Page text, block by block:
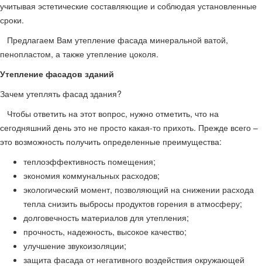
учитывая эстетические составляющие и соблюдая установленные
сроки.
Предлагаем Вам утепление фасада минеральной ватой,
пенопластом, а также утепление цоколя.
Утепление фасадов зданий
Зачем утеплять фасад здания?
Чтобы ответить на этот вопрос, нужно отметить, что на
сегодняшний день это не просто какая-то прихоть. Прежде всего –
это возможность получить определенные преимущества:
теплоэффективность помещения;
экономия коммунальных расходов;
экологический момент, позволяющий на снижении расхода
тепла снизить выбросы продуктов горения в атмосферу;
долговечность материалов для утепления;
прочность, надежность, высокое качество;
улучшение звукоизоляции;
защита фасада от негативного воздействия окружающей